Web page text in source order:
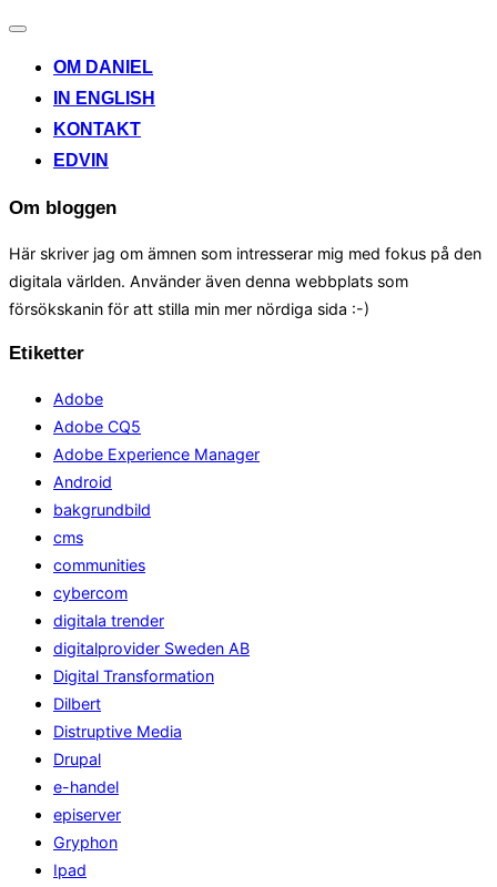
Toggle
OM DANIEL
IN ENGLISH
KONTAKT
EDVIN
Om bloggen
Här skriver jag om ämnen som intresserar mig med fokus på den
digitala världen. Använder även denna webbplats som
försökskanin för att stilla min mer nördiga sida :-)
Etiketter
Adobe
Adobe CQ5
Adobe Experience Manager
Android
bakgrundbild
cms
communities
cybercom
digitala trender
digitalprovider Sweden AB
Digital Transformation
Dilbert
Distruptive Media
Drupal
e-handel
episerver
Gryphon
Ipad